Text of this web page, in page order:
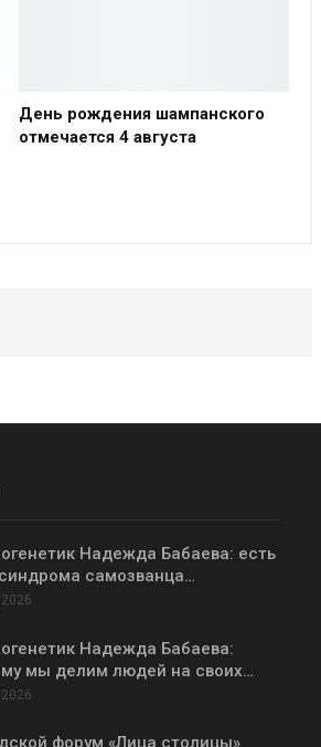
День рождения шампанского
отмечается 4 августа
Надежда Бабаева: есть
самозванца…
Надежда Бабаева:
мы делим людей на своих…